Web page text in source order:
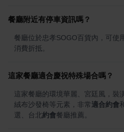
餐廳附近有停車資訊嗎？
餐廳位於忠孝SOGO百貨內，可使
消費折抵。
這家餐廳適合慶祝特殊場合嗎？
這家餐廳的環境華麗、宮廷風，裝
絨布沙發椅等元素，非常適合約會
選、台北約會餐廳推薦。